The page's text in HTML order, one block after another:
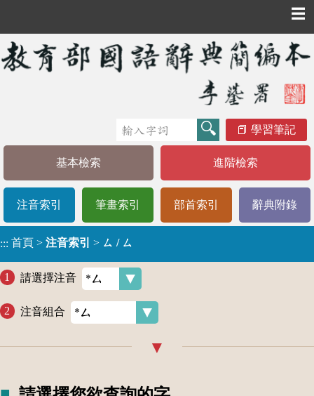
☰
學習筆記
基本檢索 進階檢索
注音索引 筆畫索引 部首索引 辭典附錄
::: 首頁 > 注音索引 > ㄙ / ㄙ
請選擇注音
注音組合